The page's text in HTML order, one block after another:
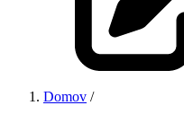
Domov /